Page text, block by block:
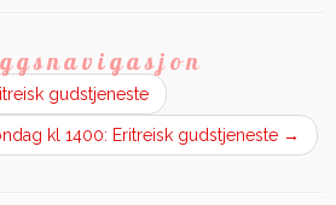
gudstjeneste
kl 1400: Eritreisk gudstjeneste →